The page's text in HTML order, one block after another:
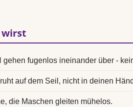
wirst
gehen fugenlos ineinander über -
auf dem Seil, nicht in deinen
die Maschen gleiten mühelos.